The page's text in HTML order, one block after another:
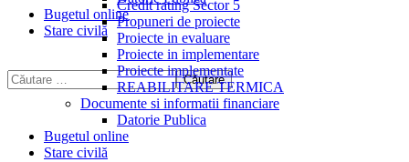
Bugetul online
Stare civilă
Credit rating Sector 5
Propuneri de proiecte
Proiecte in evaluare
Proiecte in implementare
Proiecte implementate
REABILITARE TERMICA
Documente si informatii financiare
Datorie Publica
Bugetul online
Stare civilă